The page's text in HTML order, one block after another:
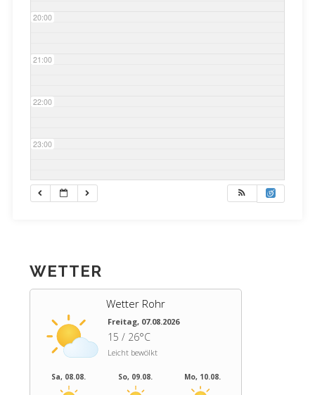
20:00
21:00
22:00
23:00
WETTER
Wetter Rohr
Freitag, 07.08.2026
15 / 26°C
Leicht bewölkt
Sa, 08.08. So, 09.08. Mo, 10.08.